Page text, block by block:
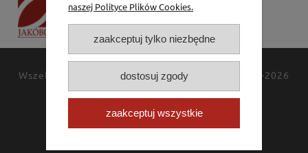
Bialska 2/4,
42-202 Częstochowa
Wszelkie prawa zastrzeżoneJAKÓBCZAK
© 1994-2026
Polityka prywatności
Kontakt
naszej Polityce Plików Cookies.
zaakceptuj tylko niezbędne
dostosuj zgody
zaakceptuj wszystkie